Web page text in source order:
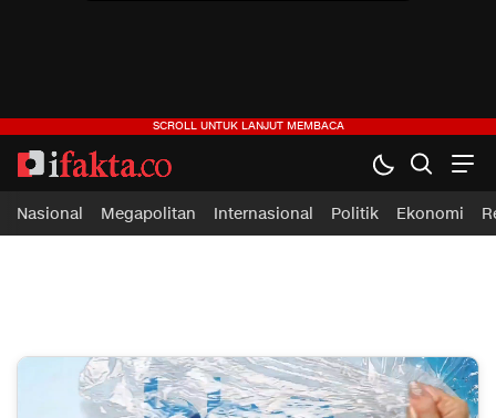
Nasional Megapolitan Internasional Politik Ekonomi